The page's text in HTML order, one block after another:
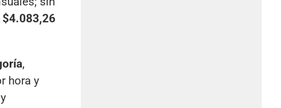
$4.083,26
,
hora y